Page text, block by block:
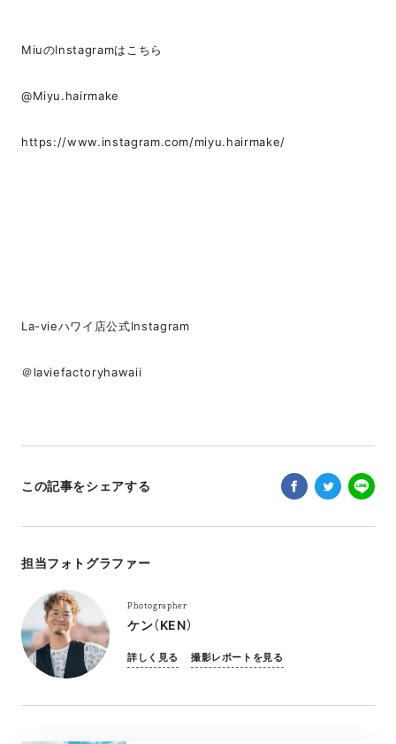
MiuのInstagramはこちら
@Miyu.hairmake
https://www.instagram.com/miyu.hairmake/
La-vieハワイ店公式Instagram
＠laviefactoryhawaii
この記事をシェアする
担当フォトグラファー
Photographer
ケン（KEN）
詳しく見る 撮影レポートを見る